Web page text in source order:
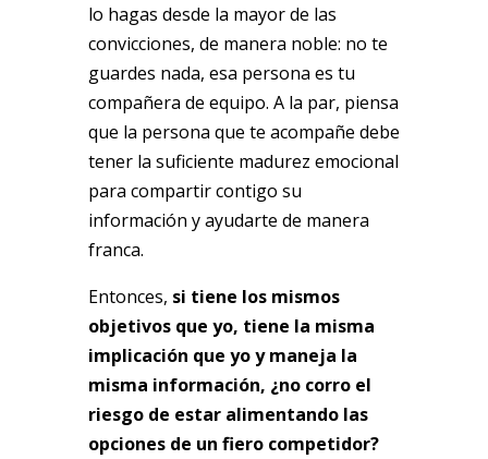
lo hagas desde la mayor de las
convicciones, de manera noble: no te
guardes nada, esa persona es tu
compañera de equipo. A la par, piensa
que la persona que te acompañe debe
tener la suficiente madurez emocional
para compartir contigo su
información y ayudarte de manera
franca.
Entonces, si tiene los mismos
objetivos que yo, tiene la misma
implicación que yo y maneja la
misma información, ¿no corro el
riesgo de estar alimentando las
opciones de un fiero competidor?